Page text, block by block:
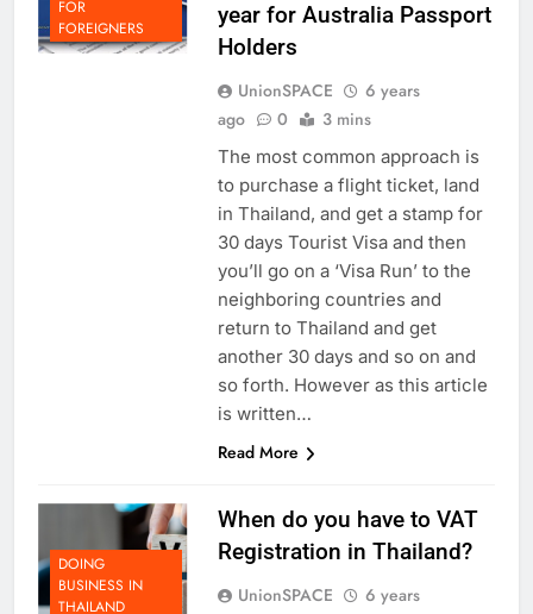
VISA & PERMITS
FOR
FOREIGNERS
year for Australia Passport
UnionSPACE
6 years
The most common approach is
to purchase a flight ticket, land
in Thailand, and get a stamp for
30 days Tourist Visa and then
you’ll go on a ‘Visa Run’ to the
neighboring countries and
return to Thailand and get
another 30 days and so on and
so forth. However as this article
DOING
BUSINESS IN
When do you have to VAT
Registration in Thailand?